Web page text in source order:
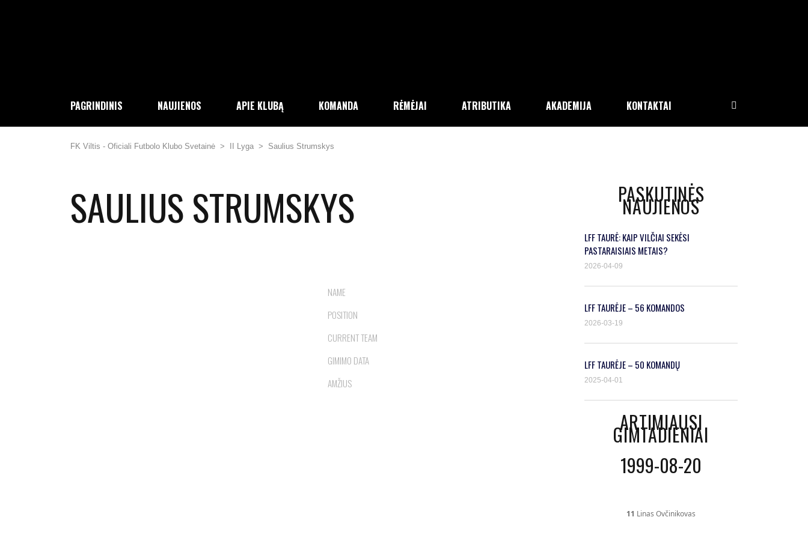
PAGRINDINIS NAUJIENOS APIE KLUBĄ KOMANDA RĖMĖJAI ATRIBUTIKA AKADEMIJA KONTAKTAI
FK Viltis - Oficiali Futbolo Klubo Svetainė > II Lyga > Saulius Strumskys
SAULIUS STRUMSKYS
NAME
POSITION
CURRENT TEAM
GIMIMO DATA
AMŽIUS
PASKUTINĖS
NAUJIENOS
2026-04-09
LFF TAURĖ: KAIP VILČIAI SEKĖSI
PASTARAISIAIS METAIS?
2026-03-19
LFF TAURĖJE – 56 KOMANDOS
2025-04-01
LFF TAURĖJE – 50 KOMANDŲ
ARTIMIAUSI
GIMTADIENIAI
1999-08-20
11 Linas Ovčinikovas